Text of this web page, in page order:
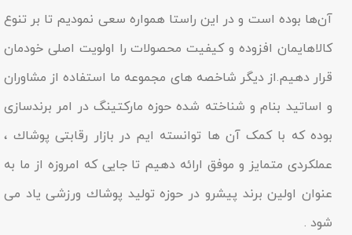
آن‌ها بوده است و در این راستا همواره سعی نمودیم تا بر تنوع
کالاهایمان افزوده و کیفیت محصولات را اولویت اصلی خودمان
قرار دهیم.از دیگر شاخصه هاى مجموعه ما استفاده از مشاوران
و اساتید بنام و شناخته شده حوزه مارکتینگ در امر برندسازى
بوده که با کمک آن ها توانسته ایم در بازار رقابتى پوشاك ،
عملکردى متمایز و موفق ارائه دهیم تا جایى که امروزه از ما به
عنوان اولین برند پیشرو در حوزه تولید پوشاك ورزشی یاد مى
شود .